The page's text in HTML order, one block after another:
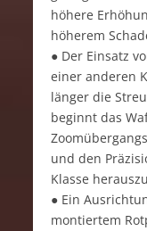
höhere
höherem
● Der Einsatz
einer anderen
länger die
beginnt das
und den
Klasse
● Ein
montiertem